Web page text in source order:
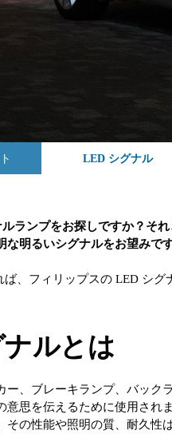
LED シグナル
ランプをお探しですか？そ
な明るいシグナルをお望みで
ば、フィリップスの LED シグ
ルとは
ー、ブレーキランプ、バック
意思を伝えるために使用され
その性能や照明の質、耐久性